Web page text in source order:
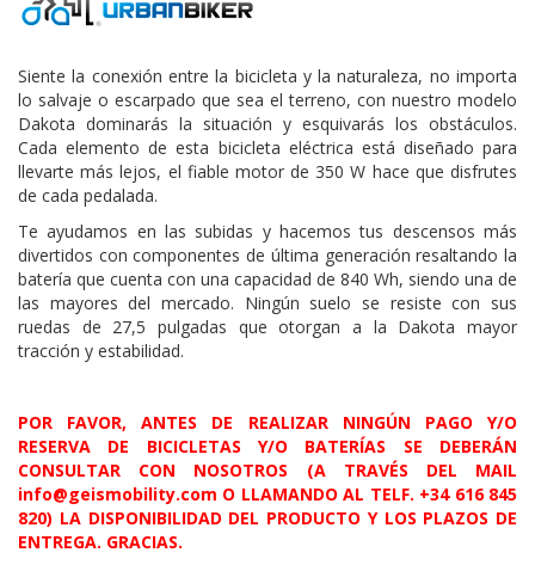
Siente la conexión entre la bicicleta y la naturaleza, no importa
lo salvaje o escarpado que sea el terreno, con nuestro modelo
Dakota dominarás la situación y esquivarás los obstáculos.
Cada elemento de esta bicicleta eléctrica está diseñado para
llevarte más lejos, el fiable motor de 350 W hace que disfrutes
de cada pedalada.
Te ayudamos en las subidas y hacemos tus descensos más
divertidos con componentes de última generación resaltando la
batería que cuenta con una capacidad de 840 Wh, siendo una de
las mayores del mercado. Ningún suelo se resiste con sus
ruedas de 27,5 pulgadas que otorgan a la Dakota mayor
tracción y estabilidad.
POR FAVOR, ANTES DE REALIZAR NINGÚN PAGO Y/O
RESERVA DE BICICLETAS Y/O BATERÍAS SE DEBERÁN
CONSULTAR CON NOSOTROS (A TRAVÉS DEL MAIL
info@geismobility.com O LLAMANDO AL TELF. +34 616 845
820) LA DISPONIBILIDAD DEL PRODUCTO Y LOS PLAZOS DE
ENTREGA. GRACIAS.